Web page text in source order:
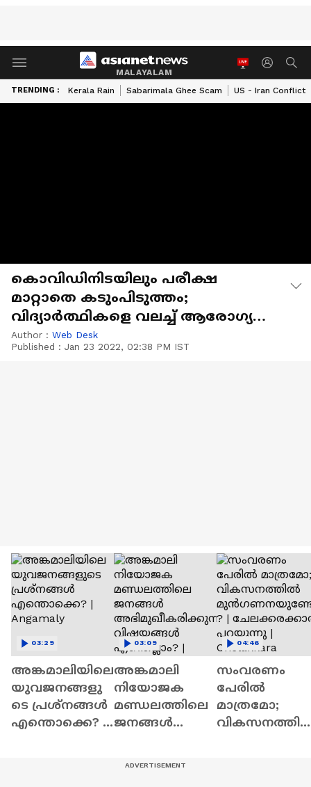
MALAYALAM
TRENDING : Kerala Rain Sabarimala Ghee Scam US - Iran Conflict
കൊവിഡിനിടയിലും പരീക്ഷ
മാറ്റാതെ കടുംപിടുത്തം;
വിദ്യാർത്ഥികളെ വലച്ച് ആരോഗ്യ
സർവകലാശാല
Author : Web Desk
Published : Jan 23 2022, 02:38 PM IST
അങ്കമാലിയിലെ
യുവജനങ്ങളു
ടെ പ്രശ്നങ്ങൾ
എന്തൊക്കെ? |
03:29
അങ്കമാലി
നിയോജക
മണ്ഡലത്തിലെ
ജനങ്ങൾ
03:09
സംവരണം
പേരിൽ
മാത്രമോ;
04:46